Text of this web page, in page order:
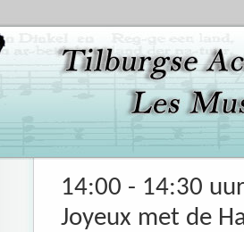
14:00 - 14:30
Joyeux met de